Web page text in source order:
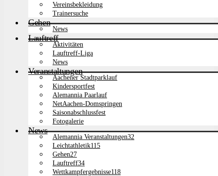
Vereinsbekleidung
Trainersuche
Gehen
News
Lauftreff
Aktivitäten
Lauftreff-Liga
News
Veranstaltungen
Aachener Stadtparklauf
Kindersportfest
Alemannia Paarlauf
NetAachen-Domspringen
Saisonabschlussfest
Fotogalerie
News
Alemannia Veranstaltungen32
Leichtathletik115
Gehen27
Lauftreff34
Wettkampfergebnisse118